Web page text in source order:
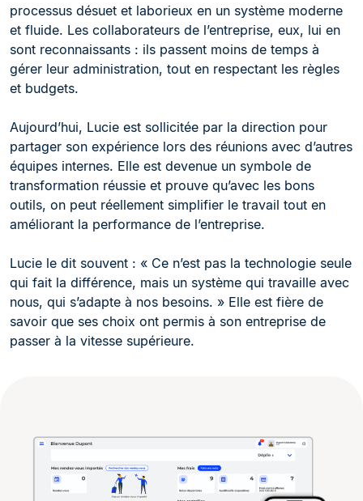
processus désuet et laborieux en un système moderne
et fluide. Les collaborateurs de l’entreprise, eux, lui en
sont reconnaissants : ils passent moins de temps à
gérer leur administration, tout en respectant les règles
et budgets.
Aujourd’hui, Lucie est sollicitée par la direction pour
partager son expérience lors des réunions avec d’autres
équipes internes. Elle est devenue un symbole de
transformation réussie et prouve qu’avec les bons
outils, on peut réellement simplifier le travail tout en
améliorant la performance de l’entreprise.
Lucie le dit souvent : « Ce n’est pas la technologie seule
qui fait la différence, mais un système qui travaille avec
nous, qui s’adapte à nos besoins. » Elle est fière de
savoir que ses choix ont permis à son entreprise de
passer à la vitesse supérieure.